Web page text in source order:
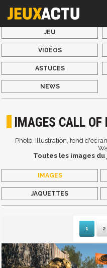
JEU
VIDÉOS
ASTUCES
NEWS
IMAGES CALL OF
Photo, Illustration, fond
Toutes les images du
IMAGES
JAQUETTES
1 2